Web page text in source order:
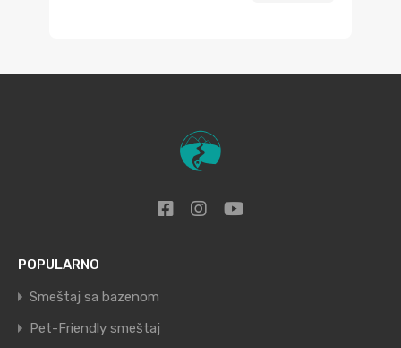
POPULARNO
Smeštaj sa bazenom
Pet-Friendly smeštaj